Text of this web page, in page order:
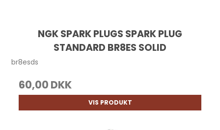
NGK SPARK PLUGS SPARK PLUG
STANDARD BR8ES SOLID
br8esds
60,00 DKK
VIS PRODUKT